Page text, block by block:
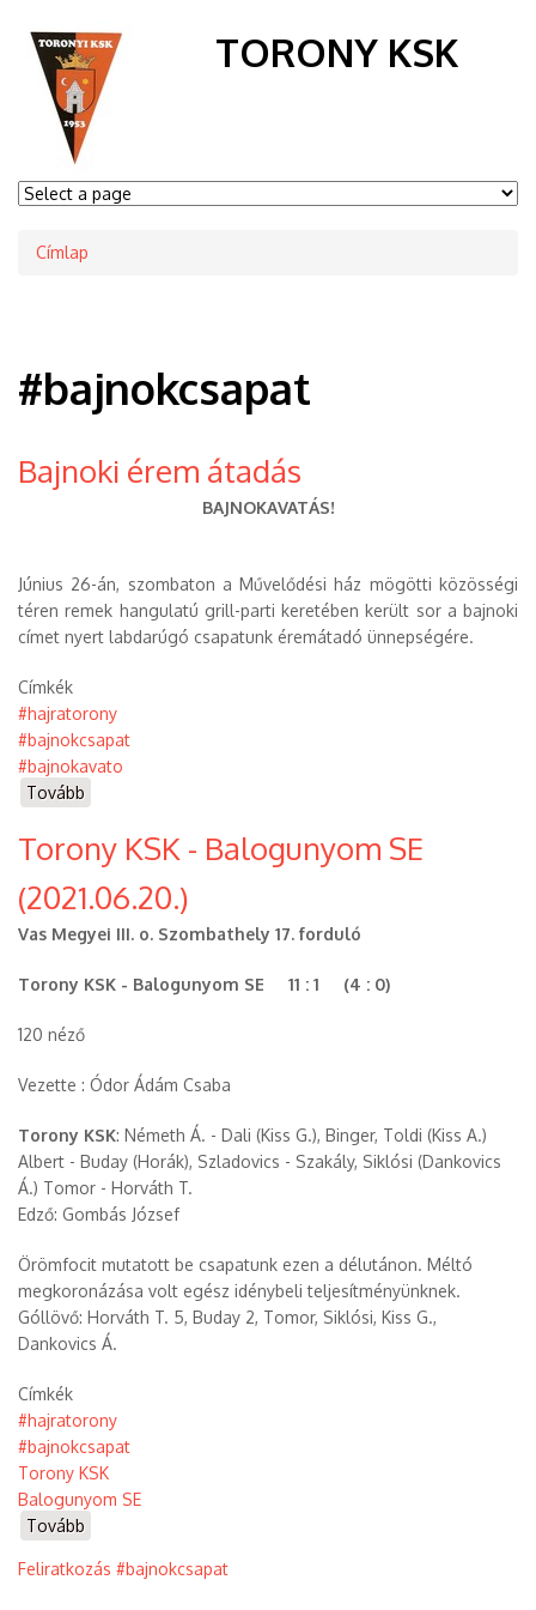
TORONY KSK
Morzsa
Címlap
#bajnokcsapat
Bajnoki érem átadás
BAJNOKAVATÁS!
Június 26-án, szombaton a Művelődési ház mögötti közösségi
téren remek hangulatú grill-parti keretében került sor a bajnoki
címet nyert labdarúgó csapatunk éremátadó ünnepségére.
Címkék
#hajratorony
#bajnokcsapat
#bajnokavato
Tovább
átadás)
Torony KSK - Balogunyom SE
(2021.06.20.)
Vas Megyei III. o. Szombathely 17. forduló
Torony KSK - Balogunyom SE 11 : 1 (4 : 0)
120 néző
Vezette : Ódor Ádám Csaba
Torony KSK: Németh Á. - Dali (Kiss G.), Binger, Toldi (Kiss A.)
Albert - Buday (Horák), Szladovics - Szakály, Siklósi (Dankovics
Á.) Tomor - Horváth T.
Edző: Gombás József
Örömfocit mutatott be csapatunk ezen a délutánon. Méltó
megkoronázása volt egész idénybeli teljesítményünknek.
Góllövő: Horváth T. 5, Buday 2, Tomor, Siklósi, Kiss G.,
Dankovics Á.
Címkék
#hajratorony
#bajnokcsapat
Torony KSK
Balogunyom SE
Tovább
-
Feliratkozás #bajnokcsapat